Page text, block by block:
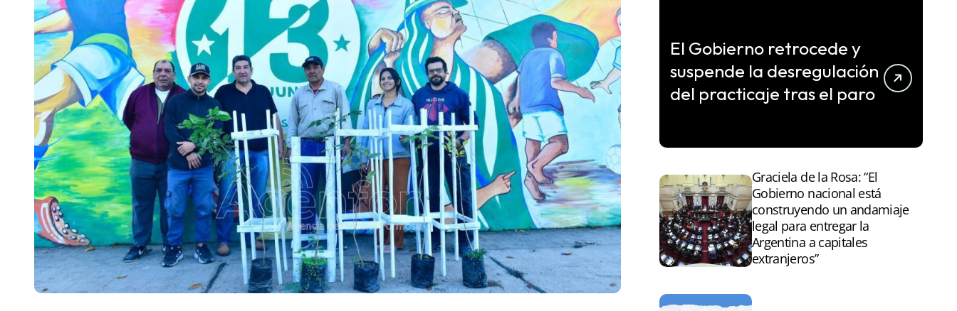
El Gobierno retrocede y
suspende la desregulación
del practicaje tras el paro
Graciela de la Rosa: “El
Gobierno nacional está
construyendo un andamiaje
legal para entregar la
Argentina a capitales
extranjeros”